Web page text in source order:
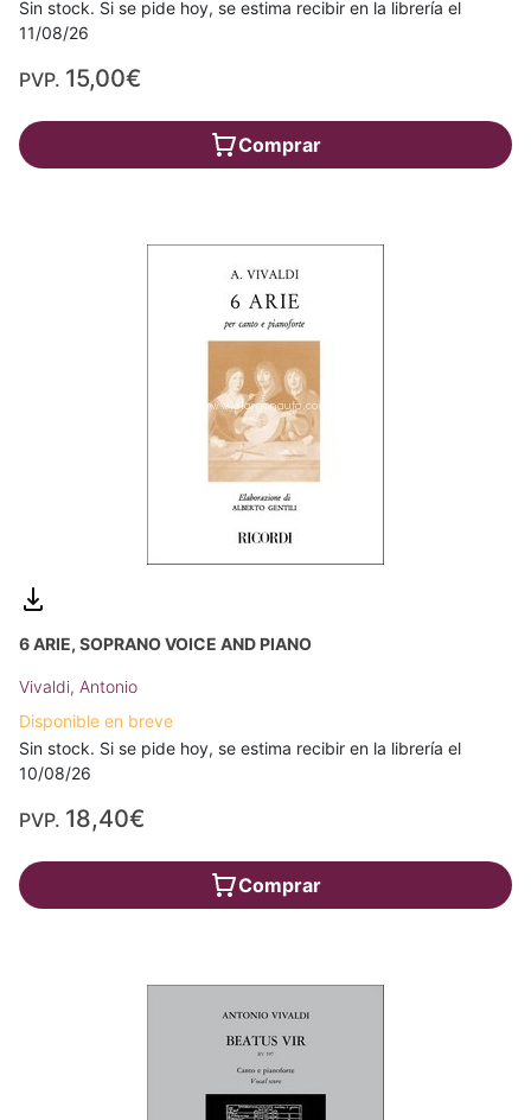
Sin stock. Si se pide hoy, se estima recibir en la librería el
11/08/26
PVP. 15,00€
Comprar
6 ARIE, SOPRANO VOICE AND PIANO
Vivaldi, Antonio
Disponible en breve
Sin stock. Si se pide hoy, se estima recibir en la librería el
10/08/26
PVP. 18,40€
Comprar